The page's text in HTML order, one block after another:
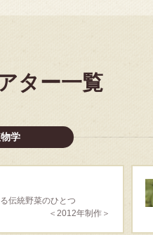
ター一覧
学
伝統野菜のひとつ
＜2012年制作＞